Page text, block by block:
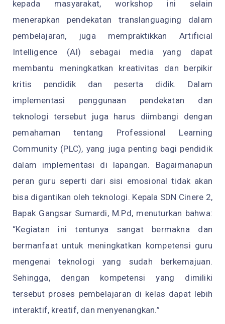
kepada masyarakat, workshop ini selain
menerapkan pendekatan translanguaging dalam
pembelajaran, juga mempraktikkan Artificial
Intelligence (AI) sebagai media yang dapat
membantu meningkatkan kreativitas dan berpikir
kritis pendidik dan peserta didik. Dalam
implementasi penggunaan pendekatan dan
teknologi tersebut juga harus diimbangi dengan
pemahaman tentang Professional Learning
Community (PLC), yang juga penting bagi pendidik
dalam implementasi di lapangan. Bagaimanapun
peran guru seperti dari sisi emosional tidak akan
bisa digantikan oleh teknologi. Kepala SDN Cinere 2,
Bapak Gangsar Sumardi, M.Pd, menuturkan bahwa:
“Kegiatan ini tentunya sangat bermakna dan
bermanfaat untuk meningkatkan kompetensi guru
mengenai teknologi yang sudah berkemajuan.
Sehingga, dengan kompetensi yang dimiliki
tersebut proses pembelajaran di kelas dapat lebih
interaktif, kreatif, dan menyenangkan.”